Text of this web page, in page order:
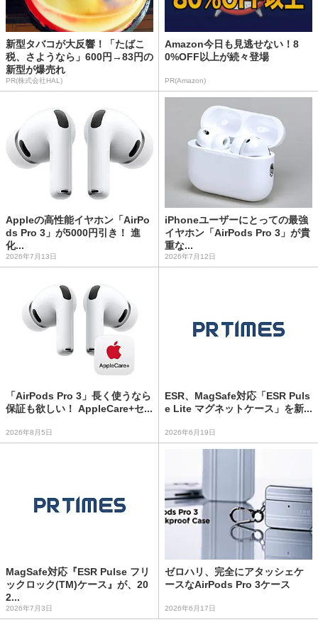
新型タバコが大反響！「たばこ
税、さようなら」600円→83円の
新型が爆売れ
PR(株式会社HAL)
Amazon今日も見逃せない！8
0%OFF以上が続々登場
PR(Amazon)
Appleの高性能イヤホン「AirPo
ds Pro 3」が5000円引き！ 進
化...
2026年7月13日
iPhoneユーザーにとっての最強
イヤホン「AirPods Pro 3」が貴
重な...
2026年7月12日
「AirPods Pro 3」長く使うなら
保証も欲しい！ AppleCare+セ...
2026年8月5日
ESR、MagSafe対応「ESR Puls
e Lite マグネットケース」を新...
2026年6月19日
MagSafe対応『ESR Pulse フリ
ックロック(TM)ケース』が、20
2...
2026年7月3日
ゼロハリ、完全にアタッシェケ
ースなAirPods Pro 3ケース
2026年6月17日